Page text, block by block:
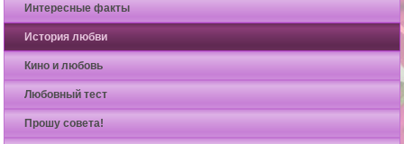
Интересные факты
История любви
Кино и любовь
Любовный тест
Прошу совета!